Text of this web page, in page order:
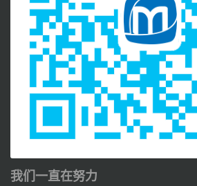
我们一直在努力